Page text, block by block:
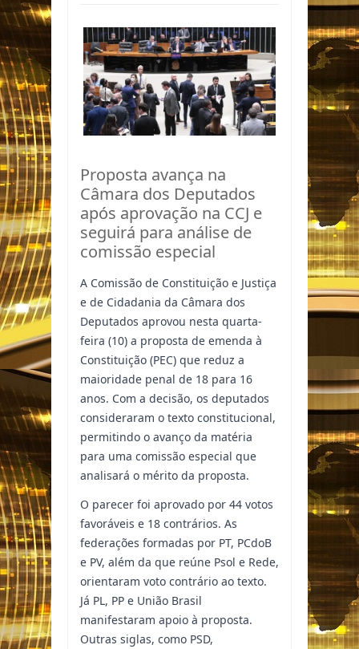
Proposta avança na
Câmara dos Deputados
após aprovação na CCJ e
seguirá para análise de
comissão especial
A Comissão de Constituição e Justiça
e de Cidadania da Câmara dos
Deputados aprovou nesta quarta-
feira (10) a proposta de emenda à
Constituição (PEC) que reduz a
maioridade penal de 18 para 16
anos. Com a decisão, os deputados
consideraram o texto constitucional,
permitindo o avanço da matéria
para uma comissão especial que
analisará o mérito da proposta.
O parecer foi aprovado por 44 votos
favoráveis e 18 contrários. As
federações formadas por PT, PCdoB
e PV, além da que reúne Psol e Rede,
orientaram voto contrário ao texto.
Já PL, PP e União Brasil
manifestaram apoio à proposta.
Outras siglas, como PSD,